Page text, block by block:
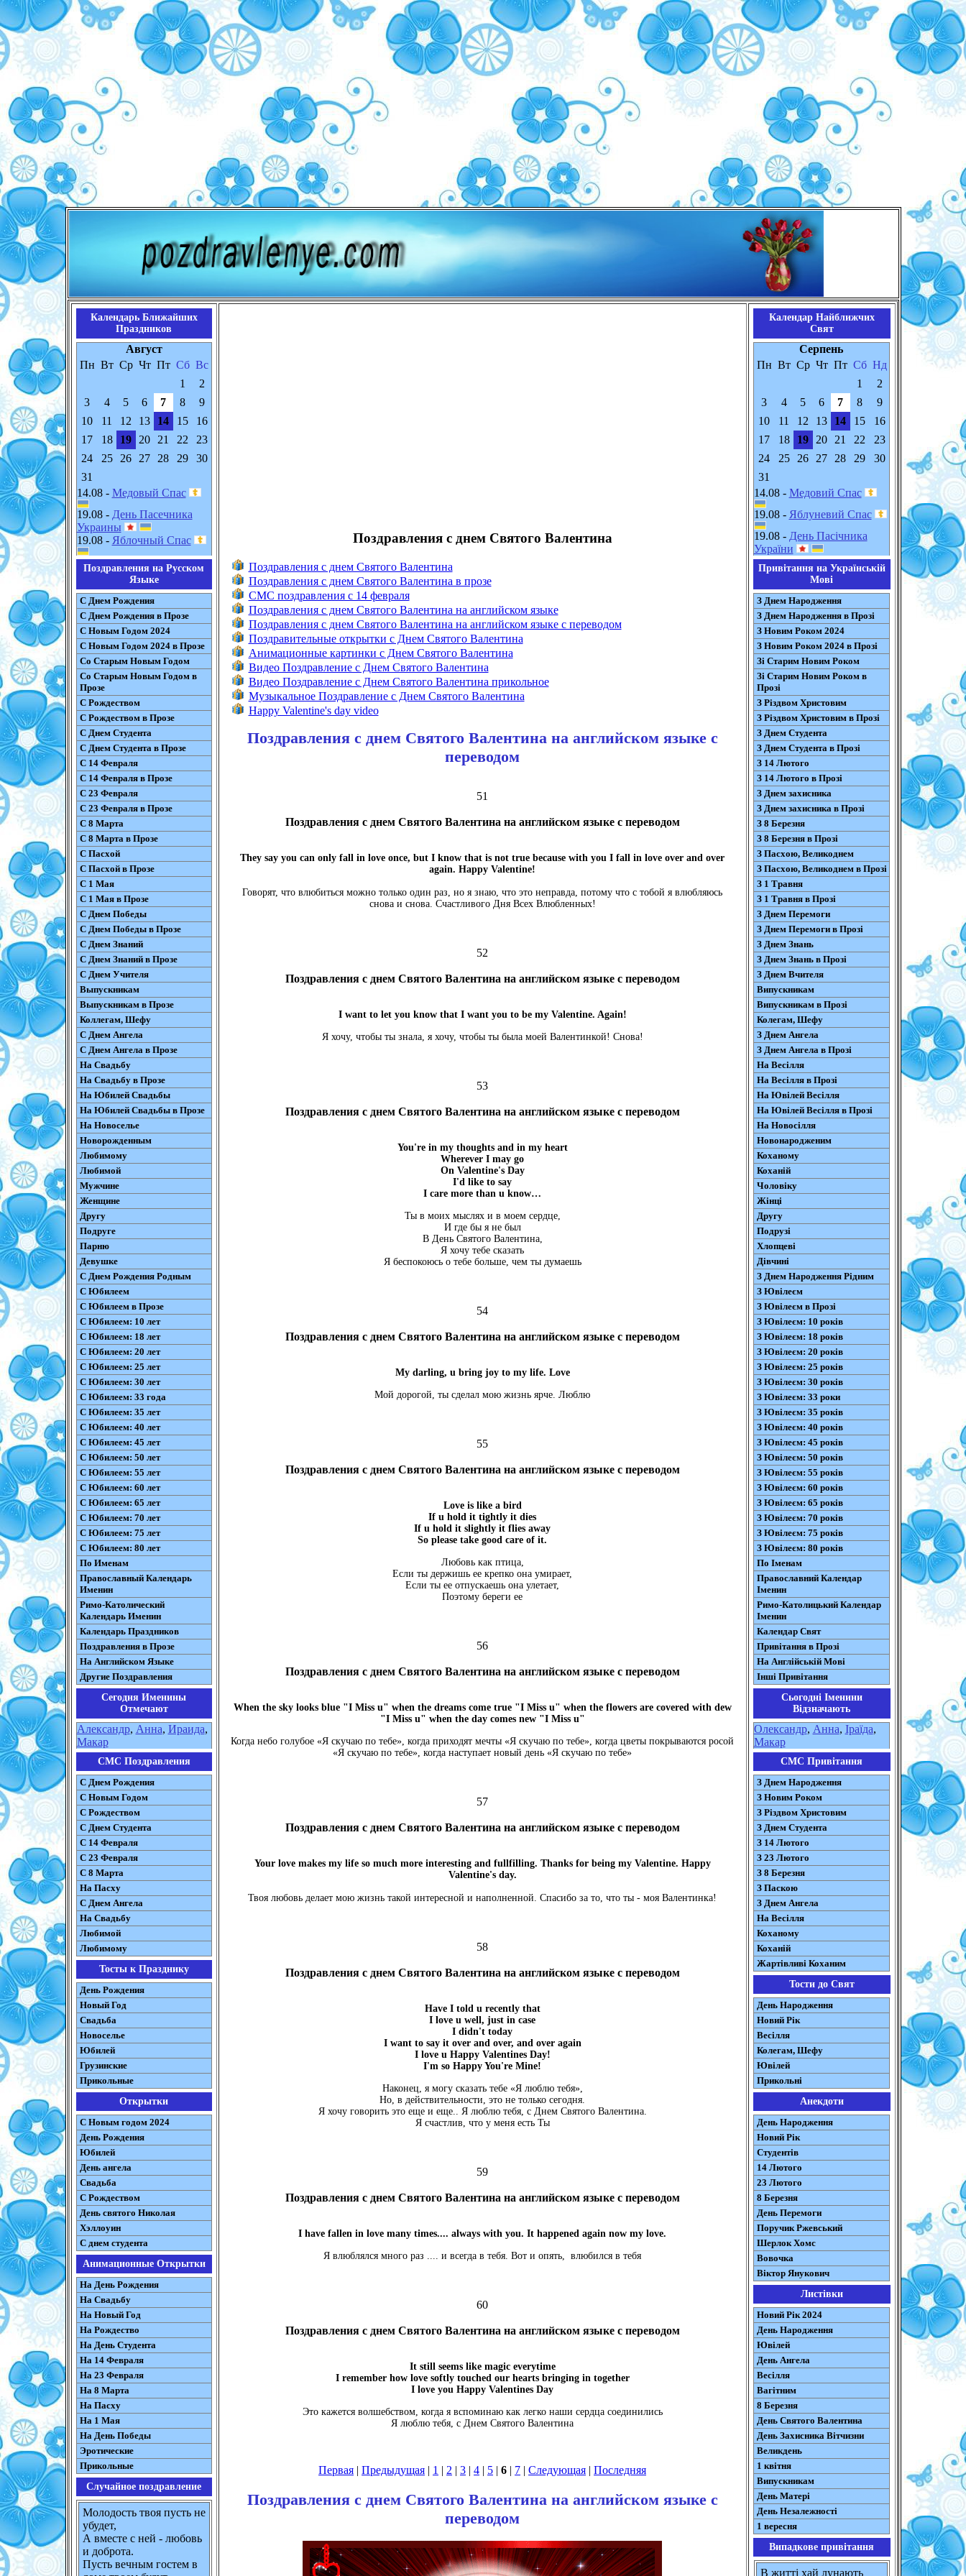
Календарь Ближайших
Праздников
Август
Пн Вт Ср Чт Пт Сб Вс
1
2
3
4 5 6 7 8
9
10
11 12 13 14 15
16
17
18 19 20 21 22
23
24
25 26 27 28 29
30
31
14.08 - Медовый Спас
19.08 - День Пасечника
Украины
19.08 - Яблочный Спас
Поздравления на Русском
Языке
С Днем Рождения
С Днем Рождения в Прозе
С Новым Годом 2024
С Новым Годом 2024 в Прозе
Со Старым Новым Годом
Со Старым Новым Годом в
Прозе
С Рождеством
С Рождеством в Прозе
С Днем Студента
С Днем Студента в Прозе
С 14 Февраля
С 14 Февраля в Прозе
С 23 Февраля
С 23 Февраля в Прозе
С 8 Марта
С 8 Марта в Прозе
С Пасхой
С Пасхой в Прозе
С 1 Мая
С 1 Мая в Прозе
С Днем Победы
С Днем Победы в Прозе
С Днем Знаний
С Днем Знаний в Прозе
С Днем Учителя
Выпускникам
Выпускникам в Прозе
Коллегам, Шефу
С Днем Ангела
С Днем Ангела в Прозе
На Свадьбу
На Свадьбу в Прозе
На Юбилей Свадьбы
На Юбилей Свадьбы в Прозе
На Новоселье
Новорожденным
Любимому
Любимой
Мужчине
Женщине
Другу
Подруге
Парню
Девушке
С Днем Рождения Родным
С Юбилеем
С Юбилеем в Прозе
С Юбилеем: 10 лет
С Юбилеем: 18 лет
С Юбилеем: 20 лет
С Юбилеем: 25 лет
С Юбилеем: 30 лет
С Юбилеем: 33 года
С Юбилеем: 35 лет
С Юбилеем: 40 лет
С Юбилеем: 45 лет
С Юбилеем: 50 лет
С Юбилеем: 55 лет
С Юбилеем: 60 лет
С Юбилеем: 65 лет
С Юбилеем: 70 лет
С Юбилеем: 75 лет
С Юбилеем: 80 лет
По Именам
Православный Календарь
Именин
Римо-Католический
Календарь Именин
Календарь Праздников
Поздравления в Прозе
На Английском Языке
Другие Поздравления
Сегодня Именины
Отмечают
Александр, Анна, Ираида,
Макар
СМС Поздравления
С Днем Рождения
С Новым Годом
С Рождеством
C Днем Студента
С 14 Февраля
С 23 Февраля
С 8 Марта
На Пасху
C Днем Ангела
На Свадьбу
Любимой
Любимому
Тосты к Празднику
День Рождения
Новый Год
Свадьба
Новоселье
Юбилей
Грузинские
Прикольные
Открытки
С Новым годом 2024
День Рождения
Юбилей
День ангела
Свадьба
С Рождеством
День святого Николая
Хэллоуин
С днем студента
Анимационные Открытки
На День Рождения
На Свадьбу
На Новый Год
На Рождество
На День Студента
На 14 Февраля
На 23 Февраля
На 8 Марта
На Пасху
На 1 Мая
На День Победы
Эротические
Прикольные
Случайное поздравление
Молодость твоя пусть не
убудет,
А вместе с ней - любовь
и доброта.
Пусть вечным гостем в
Поздравления с днем Святого Валентина
Поздравления с днем Святого Валентина
Поздравления с днем Святого Валентина в прозе
СМС поздравления с 14 февраля
Поздравления с днем Святого Валентина на английском языке
Поздравления с днем Святого Валентина на английском языке с переводом
Поздравительные открытки с Днем Святого Валентина
Анимационные картинки с Днем Святого Валентина
Видео Поздравление с Днем Святого Валентина
Видео Поздравление с Днем Святого Валентина прикольное
Музыкальное Поздравление с Днем Святого Валентина
Happy Valentine's day video
Поздравления с днем Святого Валентина на английском языке с
переводом
51
Поздравления с днем Святого Валентина на английском языке с переводом
They say you can only fall in love once, but I know that is not true because with you I fall in love over and over
again. Happy Valentine!
Говорят, что влюбиться можно только один раз, но я знаю, что это неправда, потому что с тобой я влюбляюсь
снова и снова. Счастливого Дня Всех Влюбленных!
52
Поздравления с днем Святого Валентина на английском языке с переводом
I want to let you know that I want you to be my Valentine. Again!
Я хочу, чтобы ты знала, я хочу, чтобы ты была моей Валентинкой! Снова!
53
Поздравления с днем Святого Валентина на английском языке с переводом
You're in my thoughts and in my heart
Wherever I may go
On Valentine's Day
I'd like to say
I care more than u know…
Ты в моих мыслях и в моем сердце,
И где бы я не был
В День Святого Валентина,
Я хочу тебе сказать
Я беспокоюсь о тебе больше, чем ты думаешь
54
Поздравления с днем Святого Валентина на английском языке с переводом
My darling, u bring joy to my life. Love
Мой дорогой, ты сделал мою жизнь ярче. Люблю
55
Поздравления с днем Святого Валентина на английском языке с переводом
Love is like a bird
If u hold it tightly it dies
If u hold it slightly it flies away
So please take good care of it.
Любовь как птица,
Если ты держишь ее крепко она умирает,
Если ты ее отпускаешь она улетает,
Поэтому береги ее
56
Поздравления с днем Святого Валентина на английском языке с переводом
When the sky looks blue "I Miss u" when the dreams come true "I Miss u" when the flowers are covered with dew
"I Miss u" when the day comes new "I Miss u"
Когда небо голубое «Я скучаю по тебе», когда приходят мечты «Я скучаю по тебе», когда цветы покрываются росой
«Я скучаю по тебе», когда наступает новый день «Я скучаю по тебе»
57
Поздравления с днем Святого Валентина на английском языке с переводом
Your love makes my life so much more interesting and fullfilling. Thanks for being my Valentine. Happy
Valentine's day.
Твоя любовь делает мою жизнь такой интересной и наполненной. Спасибо за то, что ты - моя Валентинка!
58
Поздравления с днем Святого Валентина на английском языке с переводом
Have I told u recently that
I love u well, just in case
I didn't today
I want to say it over and over, and over again
I love u Happy Valentines Day!
I'm so Happy You're Mine!
Наконец, я могу сказать тебе «Я люблю тебя»,
Но, в действительности, это не только сегодня.
Я хочу говорить это еще и еще.. Я люблю тебя, с Днем Святого Валентина.
Я счастлив, что у меня есть Ты
59
Поздравления с днем Святого Валентина на английском языке с переводом
I have fallen in love many times.... always with you. It happened again now my love.
Я влюблялся много раз .... и всегда в тебя. Вот и опять, влюбился в тебя
60
Поздравления с днем Святого Валентина на английском языке с переводом
It still seems like magic everytime
I remember how love softly touched our hearts bringing in together
I love you Happy Valentines Day
Это кажется волшебством, когда я вспоминаю как легко наши сердца соединились
Я люблю тебя, с Днем Святого Валентина
Первая | Предыдущая | 1 | 2 | 3 | 4 | 5 | 6 | 7 | Следующая | Последняя
Поздравления с днем Святого Валентина на английском языке с
переводом
Календар Найближчих
Свят
Серпень
Пн Вт Ср Чт Пт Сб Нд
1
2
3
4 5 6 7 8
9
10
11 12 13 14 15
16
17
18 19 20 21 22
23
24
25 26 27 28 29
30
31
14.08 - Медовий Спас
19.08 - Яблуневий Спас
19.08 - День Пасічника
України
Привітання на Українській
Мові
З Днем Народження
З Днем Народження в Прозі
З Новим Роком 2024
З Новим Роком 2024 в Прозі
Зі Старим Новим Роком
Зі Старим Новим Роком в
Прозі
З Різдвом Христовим
З Різдвом Христовим в Прозі
З Днем Студента
З Днем Студента в Прозі
З 14 Лютого
З 14 Лютого в Прозі
З Днем захисника
З Днем захисника в Прозі
З 8 Березня
З 8 Березня в Прозі
З Пасхою, Великоднем
З Пасхою, Великоднем в Прозі
З 1 Травня
З 1 Травня в Прозі
З Днем Перемоги
З Днем Перемоги в Прозі
З Днем Знань
З Днем Знань в Прозі
З Днем Вчителя
Випускникам
Випускникам в Прозі
Колегам, Шефу
З Днем Ангела
З Днем Ангела в Прозі
На Весілля
На Весілля в Прозі
На Ювілей Весілля
На Ювілей Весілля в Прозі
На Новосілля
Новонародженим
Коханому
Коханій
Чоловіку
Жінці
Другу
Подрузі
Хлопцеві
Дівчині
З Днем Народження Рідним
З Ювілеєм
З Ювілеєм в Прозі
З Ювілеєм: 10 років
З Ювілеєм: 18 років
З Ювілеєм: 20 років
З Ювілеєм: 25 років
З Ювілеєм: 30 років
З Ювілеєм: 33 роки
З Ювілеєм: 35 років
З Ювілеєм: 40 років
З Ювілеєм: 45 років
З Ювілеєм: 50 років
З Ювілеєм: 55 років
З Ювілеєм: 60 років
З Ювілеєм: 65 років
З Ювілеєм: 70 років
З Ювілеєм: 75 років
З Ювілеєм: 80 років
По Іменам
Православний Календар
Іменин
Римо-Католицький Календар
Іменин
Календар Свят
Привітання в Прозі
На Англійській Мові
Інші Привітання
Сьогодні Іменини
Відзначають
Олександр, Анна, Іраїда,
Макар
СМС Привітання
З Днем Народження
З Новим Роком
З Різдвом Христовим
З Днем Студента
З 14 Лютого
З 23 Лютого
З 8 Березня
З Паскою
З Днем Ангела
На Весілля
Коханому
Коханій
Жартівливі Коханим
Тости до Свят
День Народження
Новий Рік
Весілля
Колегам, Шефу
Ювілей
Прикольні
Анекдоти
День Народження
Новий Рік
Студентів
14 Лютого
23 Лютого
8 Березня
День Перемоги
Поручик Ржевський
Шерлок Хомс
Вовочка
Віктор Янукович
Листівки
Новий Рік 2024
День Народження
Ювілей
День Ангела
Весілля
Вагітним
8 Березня
День Святого Валентина
День Захисника Вітчизни
Великдень
1 квітня
Випускникам
День Матері
День Незалежності
1 вересня
Випадкове привітання
В житті хай лунають